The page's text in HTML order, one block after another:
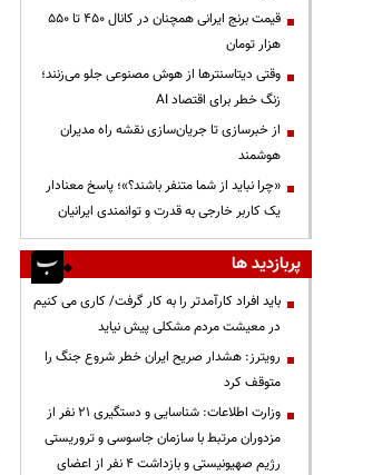
قیمت‌ برنج ایرانی همچنان در کانال ۴۵۰ تا ۵۵۰
هزار تومان
وقتی دیتاسنترها از هوش مصنوعی جلو می‌زنند؛
زنگ خطر برای اقتصاد AI
از خبرسازی تا جریان‌سازی نقشه راه مدیران
هوشمند
«چرا نباید از شما متنفر باشند؟»؛ پاسخ معنادار
یک کاربر خارجی به قدرت و توانمندی ایرانیان
پربازدید ها
باید افراد کارآمدتر را به کار گرفت/ کاری می کنیم
در معیشت مردم مشکلی پیش نیاید
رویترز: هشدار صریح ایران خطر شروع جنگ را
متوقف کرد
وزارت اطلاعات: شناسایی و دستگیری ۲۱ نفر از
مزدوران مرتبط با سازمان جاسوسی و تروریستی
رژیم صهیونیستی و بازداشت ۴ نفر از اعضای